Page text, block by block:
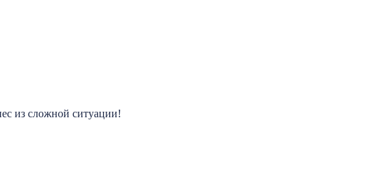
из сложной ситуации!